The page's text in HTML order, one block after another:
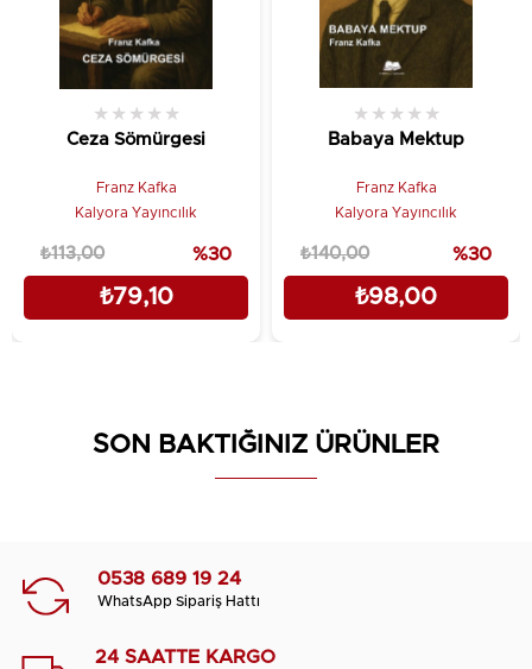
Ceza Sömürgesi
★ ★ ★ ★ ★
Franz Kafka
Kalyora Yayıncılık
₺79,10
₺113,00 %30
Babaya Mektup
★ ★ ★ ★ ★
Franz Kafka
Kalyora Yayıncılık
₺98,00
₺140,00 %30
SON BAKTIĞINIZ ÜRÜNLER
0538 689 19 24
WhatsApp Sipariş Hattı
24 SAATTE KARGO